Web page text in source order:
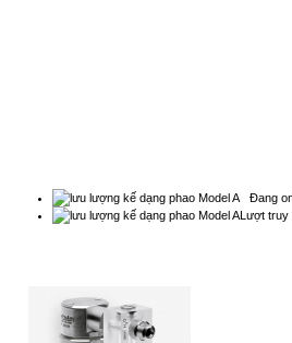
Đang
Lượt